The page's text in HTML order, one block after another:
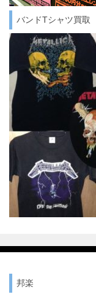
バンドTシャツ買取
邦楽